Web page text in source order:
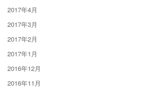
2017年4月
2017年3月
2017年2月
2017年1月
2016年12月
2016年11月